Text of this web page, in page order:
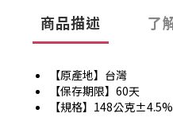
商品描述 了
【原產地】台灣
【保存期限】60天
【規格】148公克±4.5%